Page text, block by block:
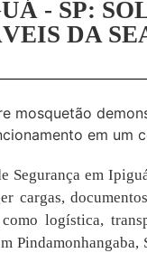
- SP:
DA
Segurança em
cargas,
como logística,
Pindamonhangaba,